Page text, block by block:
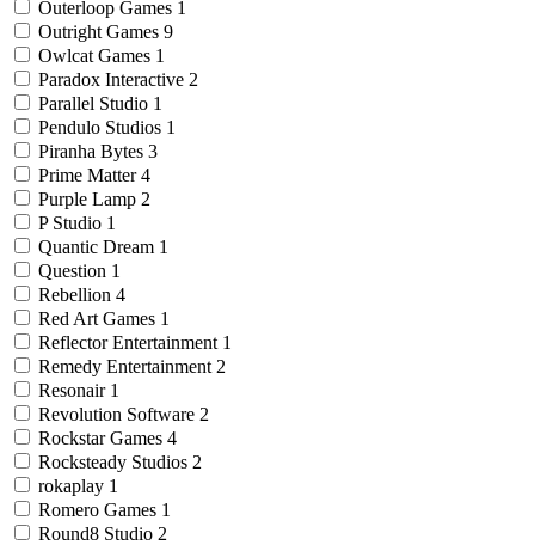
Outerloop Games 1
Outright Games 9
Owlcat Games 1
Paradox Interactive 2
Parallel Studio 1
Pendulo Studios 1
Piranha Bytes 3
Prime Matter 4
Purple Lamp 2
P Studio 1
Quantic Dream 1
Question 1
Rebellion 4
Red Art Games 1
Reflector Entertainment 1
Remedy Entertainment 2
Resonair 1
Revolution Software 2
Rockstar Games 4
Rocksteady Studios 2
rokaplay 1
Romero Games 1
Round8 Studio 2